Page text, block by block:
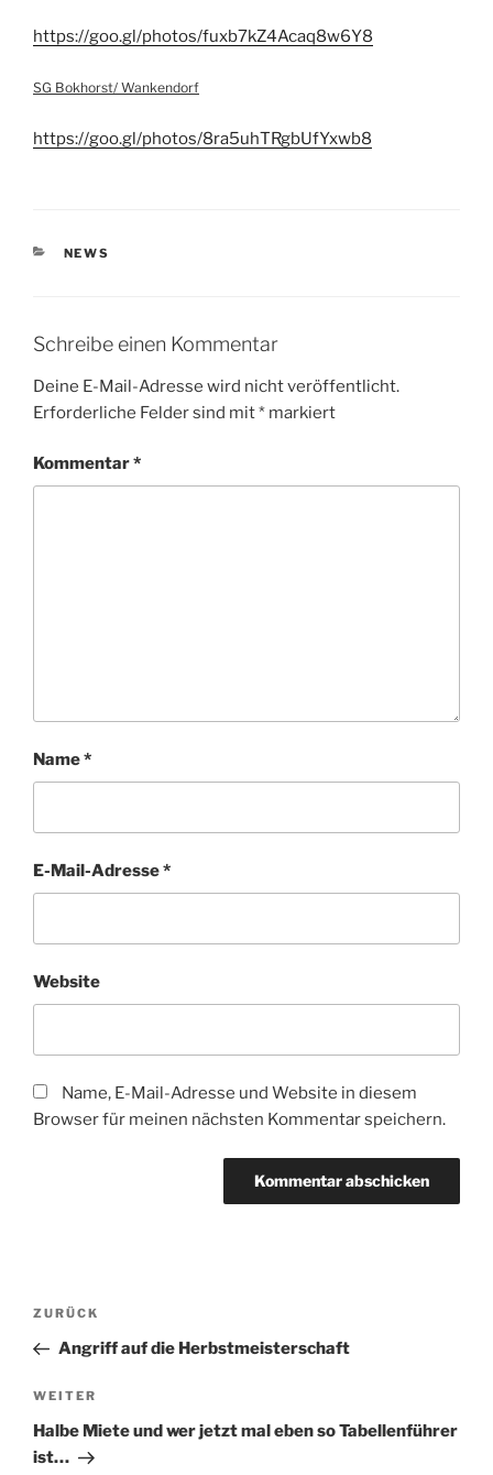
https://goo.gl/photos/fuxb7kZ4Acaq8w6Y8
SG Bokhorst/ Wankendorf
https://goo.gl/photos/8ra5uhTRgbUfYxwb8
KATEGORIEN
NEWS
Schreibe einen Kommentar
Deine E-Mail-Adresse wird nicht veröffentlicht.
Erforderliche Felder sind mit* markiert
Kommentar*
Name*
E-Mail-Adresse*
Website
Name, E-Mail-Adresse und Website in diesem
Browser für meinen nächsten Kommentar speichern.
Beitragsnavigation
Vorheriger
Beitrag
ZURÜCK
Angriff auf die Herbstmeisterschaft
Nächster
Beitrag
WEITER
Halbe Miete und wer jetzt mal eben so Tabellenführer
ist…